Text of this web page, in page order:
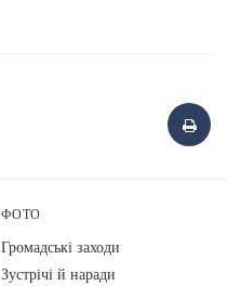
ФОТО
Громадські заходи
Зустрічі й наради